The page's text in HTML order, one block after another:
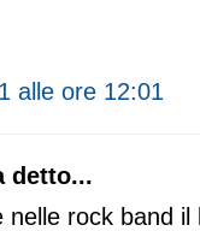
alle ore 12:01
detto...
nelle rock band